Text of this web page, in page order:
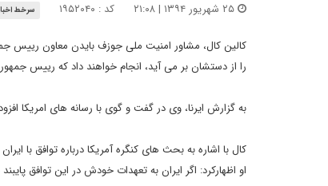
کد : ۱۹۵۲۰۴۰ سرخط
کالین کال، مشاور امنیت ملی جوزف بایدن معاون رییس
را از دستشان بر می آید، انجام خواهند داد که رییس
به گزارش ایرنا، وی در گفت و گوی با رسانه های امریکا افزود: توافق هسته ای 23 تیر ماه با ایران
کال با اشاره به بحث های کنگره آمریکا درباره توافق با
او اظهارکرد: اگر ایران به تعهدات خودش در این توافق